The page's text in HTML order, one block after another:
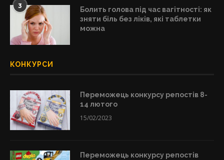
3
Болить голова під час вагітності: як
зняти біль без ліків, які таблетки
можна
КОНКУРСИ
Переможець конкурсу репостів 8-
14 лютого
15/02/2023
Переможець конкурсу репостів